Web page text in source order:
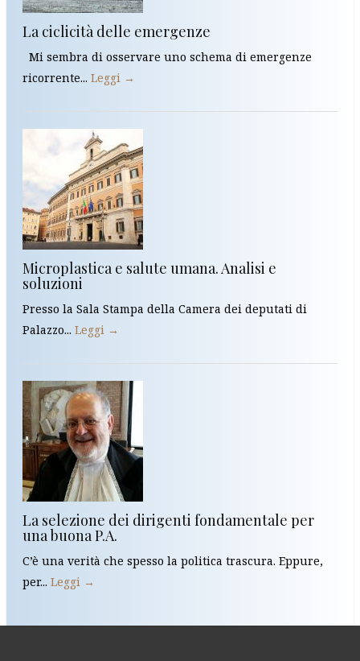
La ciclicità delle emergenze
Mi sembra di osservare uno schema di emergenze
ricorrente... Leggi →
Microplastica e salute umana. Analisi e
soluzioni
Presso la Sala Stampa della Camera dei deputati di
Palazzo... Leggi →
La selezione dei dirigenti fondamentale per
una buona P.A.
C’è una verità che spesso la politica trascura. Eppure,
per... Leggi →